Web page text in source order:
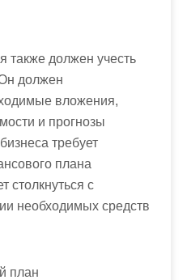
также должен учесть
должен
вложения,
и прогнозы
требует
плана
столкнуться с
необходимых средств
план